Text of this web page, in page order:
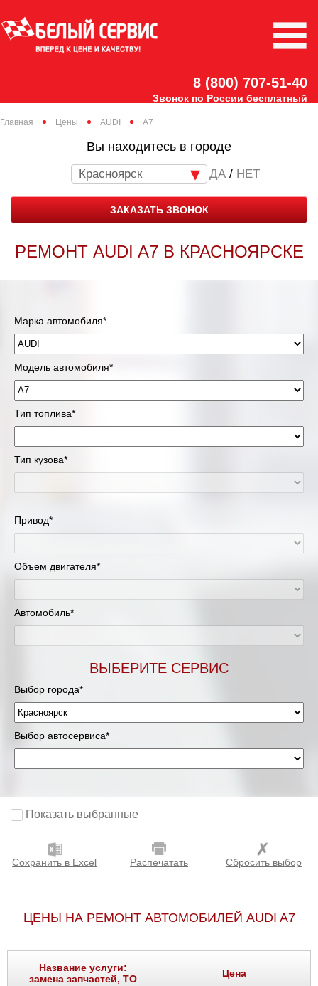
8 (800) 707-51-40
Звонок по России бесплатный
Главная Цены AUDI A7
Вы находитесь в городе
Красноярск / НЕТ
ЗАКАЗАТЬ ЗВОНОК
РЕМОНТ AUDI A7 В КРАСНОЯРСКЕ
Марка автомобиля*
Модель автомобиля*
Тип топлива*
Тип кузова*
Привод*
Объем двигателя*
Автомобиль*
ВЫБЕРИТЕ СЕРВИС
Выбор города*
Выбор автосервиса*
Показать выбранные
Сохранить в Excel Распечатать Сбросить выбор
ЦЕНЫ НА РЕМОНТ АВТОМОБИЛЕЙ AUDI A7
Название услуги:
замена запчастей, ТО
Цена